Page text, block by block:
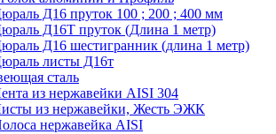
Д16 пруток 100 ; 200 ; 400 мм
Д16Т пруток (Длина 1 метр)
Д16 шестигранник (длина 1 метр)
листы Д16т
сталь
из нержавейки AISI 304
из нержавейки, Жесть ЭЖК
нержавейка АISI